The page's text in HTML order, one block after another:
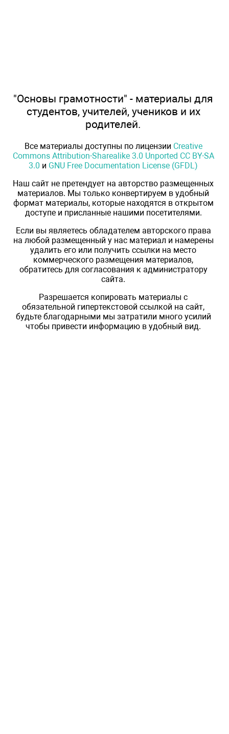
"Основы грамотности" - материалы для
студентов, учителей, учеников и их
родителей.
Все материалы доступны по лицензии Creative
Commons Attribution-Sharealike 3.0 Unported CC BY-SA
3.0 и GNU Free Documentation License (GFDL)
Наш сайт не претендует на авторство размещенных
материалов. Мы только конвертируем в удобный
формат материалы, которые находятся в открытом
доступе и присланные нашими посетителями.
Если вы являетесь обладателем авторского права
на любой размещенный у нас материал и намерены
удалить его или получить ссылки на место
коммерческого размещения материалов,
обратитесь для согласования к администратору
сайта.
Разрешается копировать материалы с
обязательной гипертекстовой ссылкой на сайт,
будьте благодарными мы затратили много усилий
чтобы привести информацию в удобный вид.